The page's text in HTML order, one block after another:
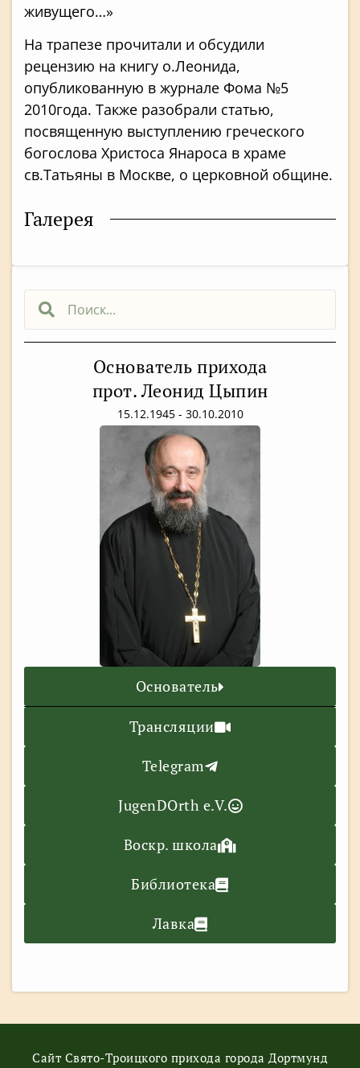
Основатель прихода
прот. Леонид Цыпин
15.12.1945 - 30.10.2010
Основатель
Трансляции
Telegram
JugenDOrth e.V.
Воскр. школа
Библиотека
Лавка
живущего…»
На трапезе прочитали и обсудили
рецензию на книгу о.Леонида,
опубликованную в журнале Фома №5
2010года. Также разобрали статью,
посвященную выступлению греческого
богослова Христоса Янароса в храме
св.Татьяны в Москве, о церковной общине.
Галерея
Сайт Свято-Троицкого прихода города Дортмунд